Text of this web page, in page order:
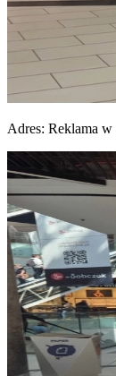
Adres: Reklama